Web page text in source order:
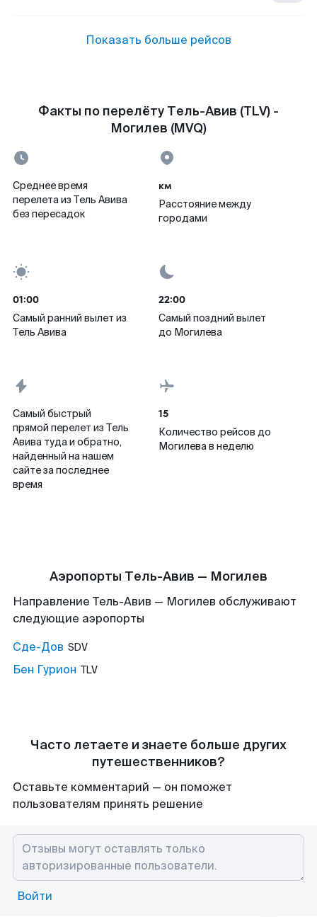
Показать больше рейсов
Факты по перелёту Тель-Авив (TLV) -
Могилев (MVQ)
Среднее время
перелета из Тель Авива
без пересадок
км
Расстояние между
городами
01:00
Самый ранний вылет из
Тель Авива
22:00
Самый поздний вылет
до Могилева
Самый быстрый
прямой перелет из Тель
Авива туда и обратно,
найденный на нашем
сайте за последнее
время
15
Количество рейсов до
Могилева в неделю
Аэропорты Тель-Авив — Могилев
Направление Тель-Авив — Могилев обслуживают
следующие аэропорты
Сде-Дов SDV
Бен Гурион TLV
Часто летаете и знаете больше других
путешественников?
Оставьте комментарий — он поможет
пользователям принять решение
Войти